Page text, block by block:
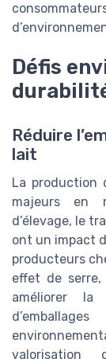
Défis
Réduire
lait
La production
majeurs en
d’élevage, le
ont un impact
producteurs
effet de
améliorer la